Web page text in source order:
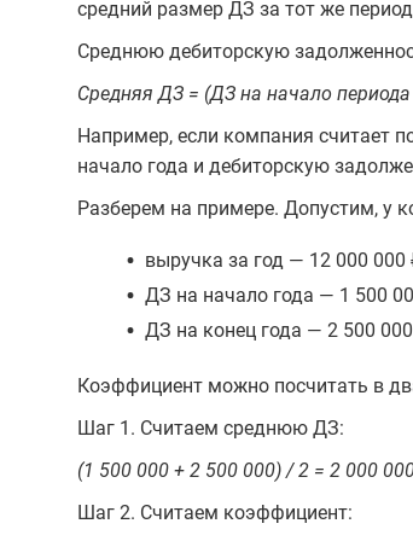
средний размер ДЗ за тот же
Среднюю дебиторскую
Средняя ДЗ = (ДЗ на начало
Например, если компания считает
начало года и дебиторскую
Разберем на примере. Допустим, у
• выручка за год — 12 000 000
• ДЗ на начало года — 1 500
• ДЗ на конец года — 2 500
Коэффициент можно посчитать в
Шаг 1. Считаем среднюю ДЗ:
(1 500 000 + 2 500 000) / 2 = 2 000
Шаг 2. Считаем коэффициент: